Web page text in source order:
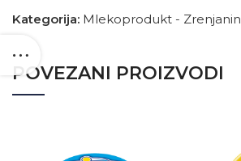
Kategorija: Mlekoprodukt - Zrenjanin
POVEZANI PROIZVODI